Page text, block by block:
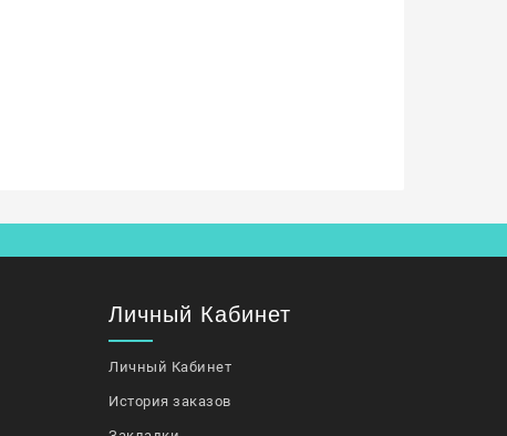
Личный Кабинет
Личный Кабинет
История заказов